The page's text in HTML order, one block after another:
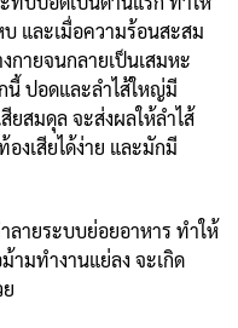
บ และเมื่อความร้อนสะสม
กายจนกลายเป็นเสมหะ
ปอดและลำไส้ใหญ่มี
สมดุล จะส่งผลให้ลำไส้
งเสียได้ง่าย และมักมี
ายระบบย่อยอาหาร ทำให้
ามทำงานแย่ลง จะเกิด